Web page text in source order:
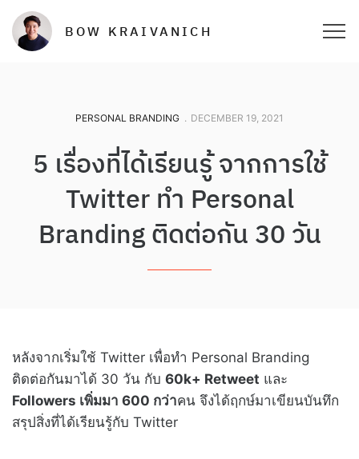
BOW KRAIVANICH
PERSONAL BRANDING . DECEMBER 19, 2021
5 เรื่องที่ได้เรียนรู้ จากการใช้
Twitter ทำ Personal
Branding ติดต่อกัน 30 วัน
หลังจากเริ่มใช้ Twitter เพื่อทำ Personal Branding
ติดต่อกันมาได้ 30 วัน กับ 60k+ Retweet และ
Followers เพิ่มมา 600 กว่าคน จึงได้ฤกษ์มาเขียนบันทึก
สรุปสิ่งที่ได้เรียนรู้กับ Twitter